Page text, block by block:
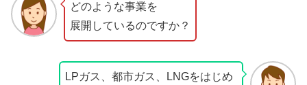
どのような事業を
展開しているのですか？
LPガス、都市ガス、LNGをはじめ